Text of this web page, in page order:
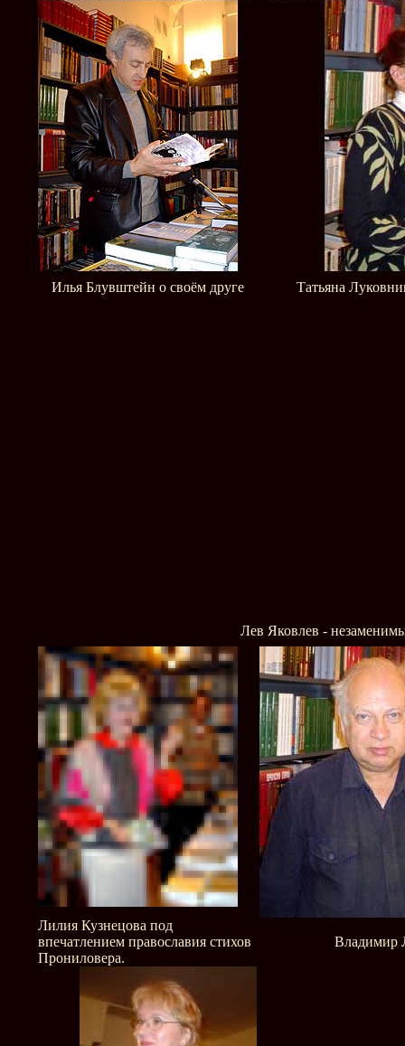
Илья Блувштейн о своём друге Татьяна
Лев Яковлев -
Лилия Кузнецова под
впечатлением православия стихов
Прониловера.
Владимир